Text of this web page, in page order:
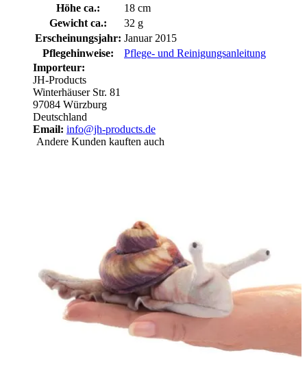
Höhe ca.:
18 cm
Gewicht ca.:
32 g
Erscheinungsjahr: Januar 2015
Pflegehinweise:
Pflege- und Reinigungsanleitung
Importeur:
JH-Products
Winterhäuser Str. 81
97084 Würzburg
Deutschland
Email: info@jh-products.de
Andere Kunden kauften auch